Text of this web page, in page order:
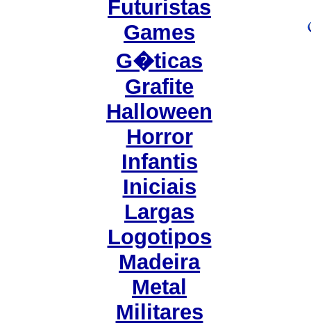
Futuristas
Games
G�ticas
Grafite
Halloween
Horror
Infantis
Iniciais
Largas
Logotipos
Madeira
Metal
Militares